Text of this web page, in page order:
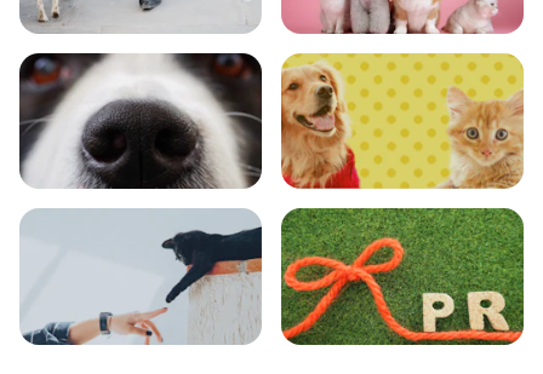
おでかけ 図鑑
エンタメ クイズ